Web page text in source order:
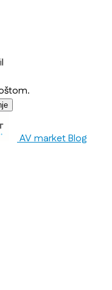
AV market Blog